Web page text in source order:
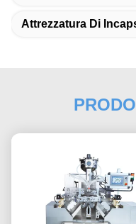
Attrezzatura Di